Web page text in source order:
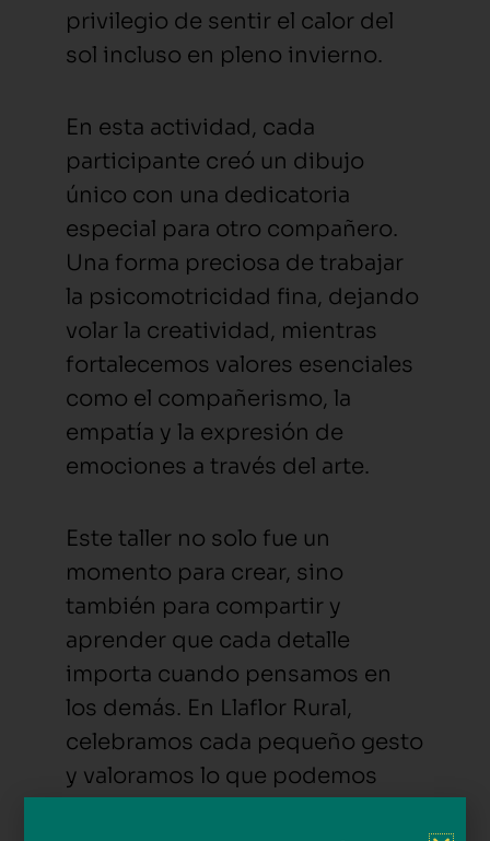
privilegio de sentir el calor del
sol incluso en pleno invierno.
En esta actividad, cada
participante creó un dibujo
único con una dedicatoria
especial para otro compañero.
Una forma preciosa de trabajar
la psicomotricidad fina, dejando
volar la creatividad, mientras
fortalecemos valores esenciales
como el compañerismo, la
empatía y la expresión de
emociones a través del arte.
Este taller no solo fue un
momento para crear, sino
también para compartir y
aprender que cada detalle
importa cuando pensamos en
los demás. En Llaflor Rural,
celebramos cada pequeño gesto
y valoramos lo que podemos